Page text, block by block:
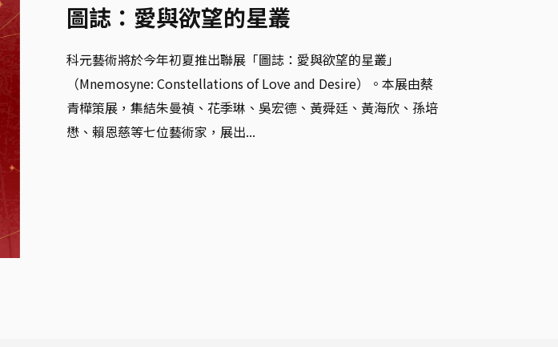
圖誌：愛與欲望的星叢
科元藝術將於今年初夏推出聯展「圖誌：愛與欲望的星叢」
（Mnemosyne: Constellations of Love and Desire）。本展由蔡
青樺策展，集結朱曼禎、花季琳、吳宏德、黃舜廷、黃海欣、孫培
懋、賴恩慈等七位藝術家，展出...